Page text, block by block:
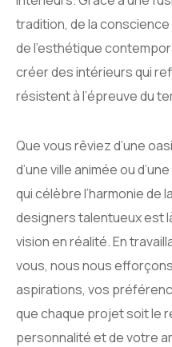
tradition, de la
de l’esthétique
créer des intérieurs qui
résistent à l’épreuve du
Que vous rêviez d’une
d’une ville animée ou
qui célèbre l’harmonie de
designers talentueux est
vision en réalité. En
vous, nous nous
aspirations, vos
que chaque projet soit le
personnalité et de votre